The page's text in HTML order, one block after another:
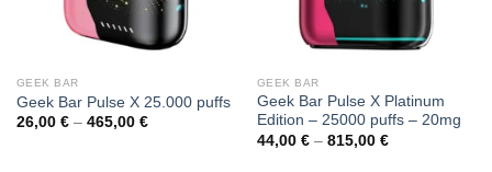
GEEK BAR
Geek Bar Pulse X 25.000 puffs
26,00 € – 465,00 €Price
GEEK BAR
Geek Bar Pulse X Platinum
Edition – 25000 puffs – 20mg
44,00 € – 815,00 €Price